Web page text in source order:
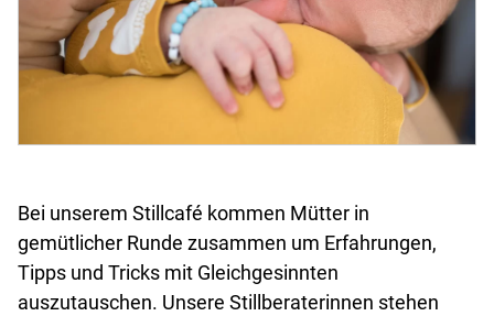
Bei unserem Stillcafé kommen Mütter in
gemütlicher Runde zusammen um Erfahrungen,
Tipps und Tricks mit Gleichgesinnten
auszutauschen. Unsere Stillberaterinnen stehen